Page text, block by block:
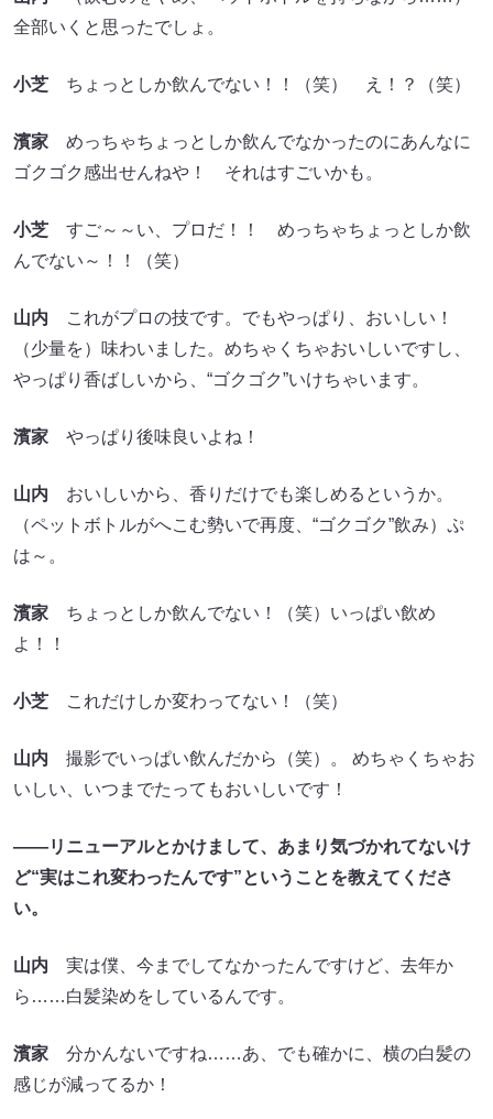
全部いくと思ったでしょ。
小芝 ちょっとしか飲んでない！！（笑） え！？（笑）
濱家 めっちゃちょっとしか飲んでなかったのにあんなに
ゴクゴク感出せんねや！ それはすごいかも。
小芝 すご～～い、プロだ！！ めっちゃちょっとしか飲
んでない～！！（笑）
山内 これがプロの技です。でもやっぱり、おいしい！
（少量を）味わいました。めちゃくちゃおいしいですし、
やっぱり香ばしいから、“ゴクゴク”いけちゃいます。
濱家 やっぱり後味良いよね！
山内 おいしいから、香りだけでも楽しめるというか。
（ペットボトルがへこむ勢いで再度、“ゴクゴク”飲み）ぷ
は～。
濱家 ちょっとしか飲んでない！（笑）いっぱい飲め
よ！！
小芝 これだけしか変わってない！（笑）
山内 撮影でいっぱい飲んだから（笑）。 めちゃくちゃお
いしい、いつまでたってもおいしいです！
――リニューアルとかけまして、あまり気づかれてないけ
ど“実はこれ変わったんです”ということを教えてくださ
い。
山内 実は僕、今までしてなかったんですけど、去年か
ら……白髪染めをしているんです。
濱家 分かんないですね……あ、でも確かに、横の白髪の
感じが減ってるか！